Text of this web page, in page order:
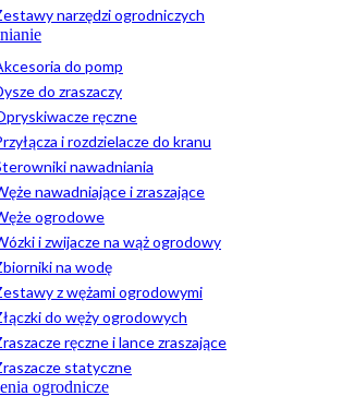
narzędzi ogrodniczych
do pomp
do zraszaczy
ręczne
i rozdzielacze do kranu
nawadniania
nawadniające i zraszające
ogrodowe
i zwijacze na wąż ogrodowy
na wodę
z wężami ogrodowymi
do węży ogrodowych
ręczne i lance zraszające
statyczne
ogrodnicze